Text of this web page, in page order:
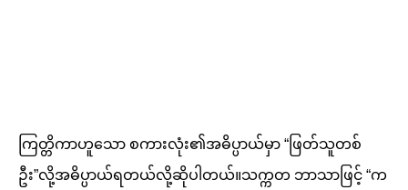
ကြတ္တိကာဟူသော စကားလုံး၏အဓိပ္ပာယ်မှာ “ဖြတ်သူတစ်
ဦး”လို့အဓိပ္ပာယ်ရတယ်လို့ဆိုပါတယ်။သက္ကတ ဘာသာဖြင့် “က